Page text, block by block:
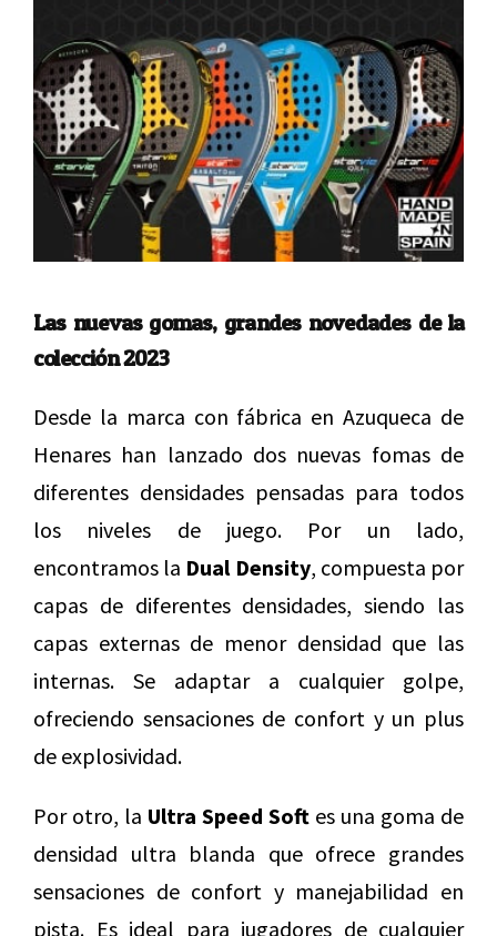
Las nuevas gomas, grandes novedades de la
colección 2023
Desde la marca con fábrica en Azuqueca de
Henares han lanzado dos nuevas fomas de
diferentes densidades pensadas para todos
los niveles de juego. Por un lado,
encontramos la Dual Density, compuesta por
capas de diferentes densidades, siendo las
capas externas de menor densidad que las
internas. Se adaptar a cualquier golpe,
ofreciendo sensaciones de confort y un plus
de explosividad.
Por otro, la Ultra Speed Soft es una goma de
densidad ultra blanda que ofrece grandes
sensaciones de confort y manejabilidad en
pista. Es ideal para jugadores de cualquier